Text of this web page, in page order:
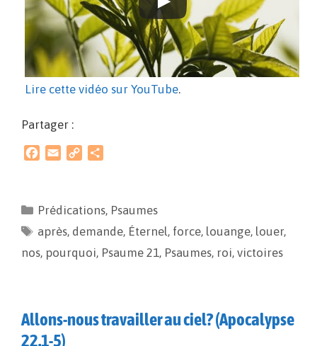
Lire cette vidéo sur YouTube.
Partager :
b
o
k
l
L
i
a
g
e
Prédications, Psaumes
après, demande, Éternel, force, louange, louer,
nos, pourquoi, Psaume 21, Psaumes, roi, victoires
Allons-nous travailler au ciel? (Apocalypse
22.1-5)